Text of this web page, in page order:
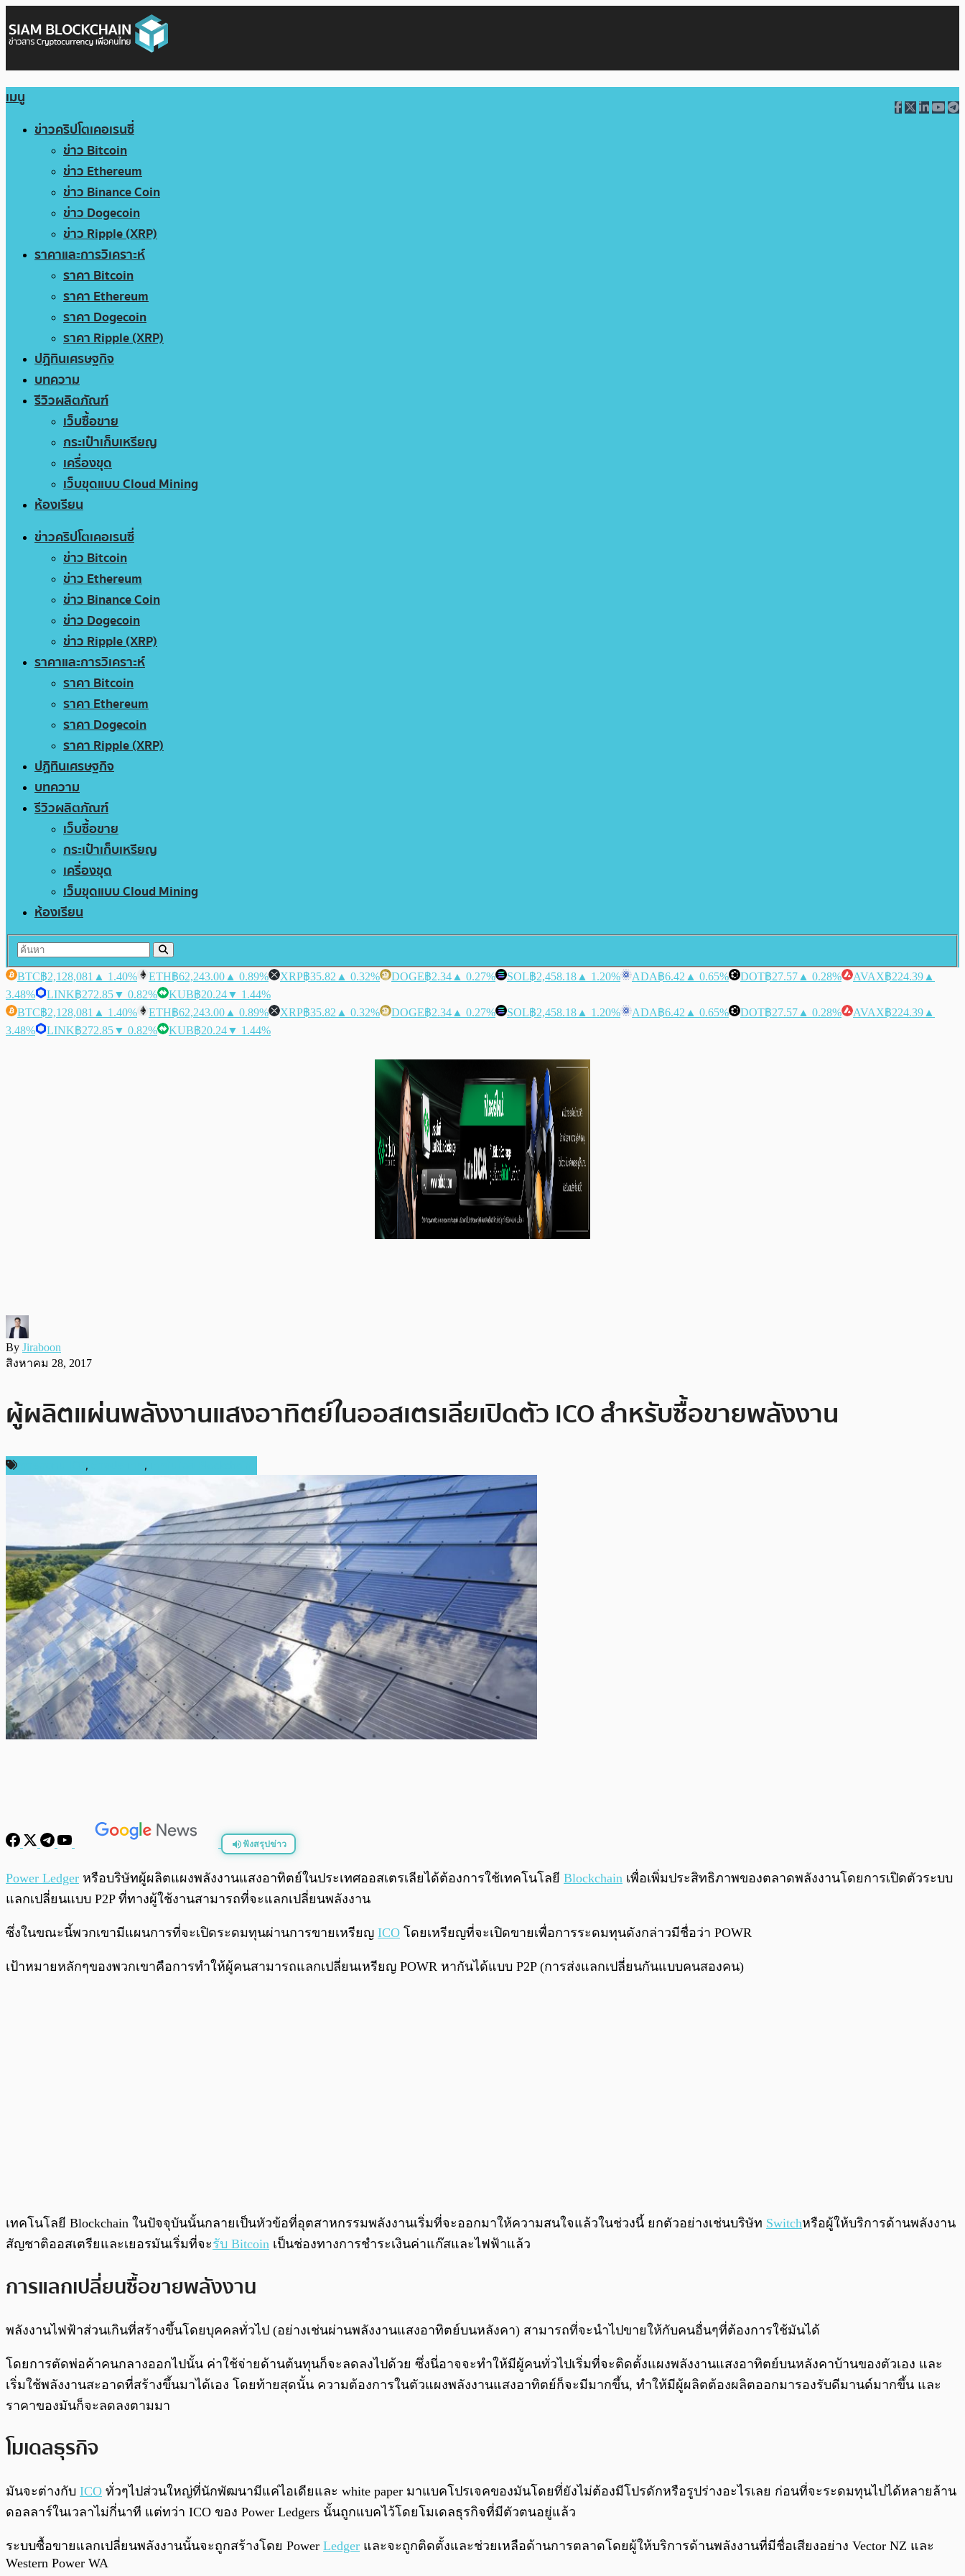
เมนู
ข่าวคริปโตเคอเรนซี่
ข่าว Bitcoin
ข่าว Ethereum
ข่าว Binance Coin
ข่าว Dogecoin
ข่าว Ripple (XRP)
ราคาและการวิเคราะห์
ราคา Bitcoin
ราคา Ethereum
ราคา Dogecoin
ราคา Ripple (XRP)
ปฏิทินเศรษฐกิจ
บทความ
รีวิวผลิตภัณฑ์
เว็บซื้อขาย
กระเป๋าเก็บเหรียญ
เครื่องขุด
เว็บขุดแบบ Cloud Mining
ห้องเรียน
ข่าวคริปโตเคอเรนซี่
ข่าว Bitcoin
ข่าว Ethereum
ข่าว Binance Coin
ข่าว Dogecoin
ข่าว Ripple (XRP)
ราคาและการวิเคราะห์
ราคา Bitcoin
ราคา Ethereum
ราคา Dogecoin
ราคา Ripple (XRP)
ปฏิทินเศรษฐกิจ
บทความ
รีวิวผลิตภัณฑ์
เว็บซื้อขาย
กระเป๋าเก็บเหรียญ
เครื่องขุด
เว็บขุดแบบ Cloud Mining
ห้องเรียน
BTC฿2,128,081 ▲ 1.40% ETH฿62,243.00 ▲ 0.89% XRP฿35.82 ▲ 0.32% DOGE฿2.34 ▲ 0.27% SOL฿2,458.18 ▲ 1.20% ADA฿6.42 ▲ 0.65% DOT฿27.57 ▲ 0.28% AVAX฿224.39 ▲
3.48%
LINK฿272.85▼ 0.82% KUB฿20.24▼ 1.44%
BTC฿2,128,081 ▲ 1.40% ETH฿62,243.00 ▲ 0.89% XRP฿35.82 ▲ 0.32% DOGE฿2.34 ▲ 0.27% SOL฿2,458.18 ▲ 1.20% ADA฿6.42 ▲ 0.65% DOT฿27.57 ▲ 0.28% AVAX฿224.39 ▲
3.48%
LINK฿272.85▼ 0.82% KUB฿20.24▼ 1.44%
By Jiraboon
สิงหาคม 28, 2017
ผู้ผลิตแผ่นพลังงานแสงอาทิตย์ในออสเตรเลียเปิดตัว ICO สำหรับซื้อขายพลังงาน
, ,
ฟังสรุปข่าว
พร้อมเล่น /0:00
Power Ledger หรือบริษัทผู้ผลิตแผงพลังงานแสงอาทิตย์ในประเทศออสเตรเลียได้ต้องการใช้เทคโนโลยี Blockchain เพื่อเพิ่มประสิทธิภาพของตลาดพลังงานโดยการเปิดตัวระบบ
แลกเปลี่ยนแบบ P2P ที่ทางผู้ใช้งานสามารถที่จะแลกเปลี่ยนพลังงาน
ซึ่งในขณะนี้พวกเขามีแผนการที่จะเปิดระดมทุนผ่านการขายเหรียญ ICO โดยเหรียญที่จะเปิดขายเพื่อการระดมทุนดังกล่าวมีชื่อว่า POWR
เป้าหมายหลักๆของพวกเขาคือการทำให้ผู้คนสามารถแลกเปลี่ยนเหรียญ POWR หากันได้แบบ P2P (การส่งแลกเปลี่ยนกันแบบคนสองคน)
เทคโนโลยี Blockchain ในปัจจุบันนั้นกลายเป็นหัวข้อที่อุตสาหกรรมพลังงานเริ่มที่จะออกมาให้ความสนใจแล้วในช่วงนี้ ยกตัวอย่างเช่นบริษัท Switchหรือผู้ให้บริการด้านพลังงาน
สัญชาติออสเตรียและเยอรมันเริ่มที่จะรับ Bitcoin เป็นช่องทางการชำระเงินค่าแก๊สและไฟฟ้าแล้ว
การแลกเปลี่ยนซื้อขายพลังงาน
พลังงานไฟฟ้าส่วนเกินที่สร้างขึ้นโดยบุคคลทั่วไป (อย่างเช่นผ่านพลังงานแสงอาทิตย์บนหลังคา) สามารถที่จะนำไปขายให้กับคนอื่นๆที่ต้องการใช้มันได้
โดยการตัดพ่อค้าคนกลางออกไปนั้น ค่าใช้จ่ายด้านต้นทุนก็จะลดลงไปด้วย ซึ่งนี่อาจจะทำให้มีผู้คนทั่วไปเริ่มที่จะติดตั้งแผงพลังงานแสงอาทิตย์บนหลังคาบ้านของตัวเอง และ
เริ่มใช้พลังงานสะอาดที่สร้างขึ้นมาได้เอง โดยท้ายสุดนั้น ความต้องการในตัวแผงพลังงานแสงอาทิตย์ก็จะมีมากขึ้น, ทำให้มีผู้ผลิตต้องผลิตออกมารองรับดีมานด์มากขึ้น และ
ราคาของมันก็จะลดลงตามมา
โมเดลธุรกิจ
มันจะต่างกับ ICO ทั่วๆไปส่วนใหญ่ที่นักพัฒนามีแค่ไอเดียและ white paper มาแบคโปรเจคของมันโดยที่ยังไม่ต้องมีโปรดักหรือรูปร่างอะไรเลย ก่อนที่จะระดมทุนไปได้หลายล้าน
ดอลลาร์ในเวลาไม่กี่นาที แต่ทว่า ICO ของ Power Ledgers นั้นถูกแบคไว้โดยโมเดลธุรกิจที่มีตัวตนอยู่แล้ว
ระบบซื้อขายแลกเปลี่ยนพลังงานนั้นจะถูกสร้างโดย Power Ledger และจะถูกติดตั้งและช่วยเหลือด้านการตลาดโดยผู้ให้บริการด้านพลังงานที่มีชื่อเสียงอย่าง Vector NZ และ
Western Power WA